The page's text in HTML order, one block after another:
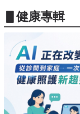
▋健康專輯